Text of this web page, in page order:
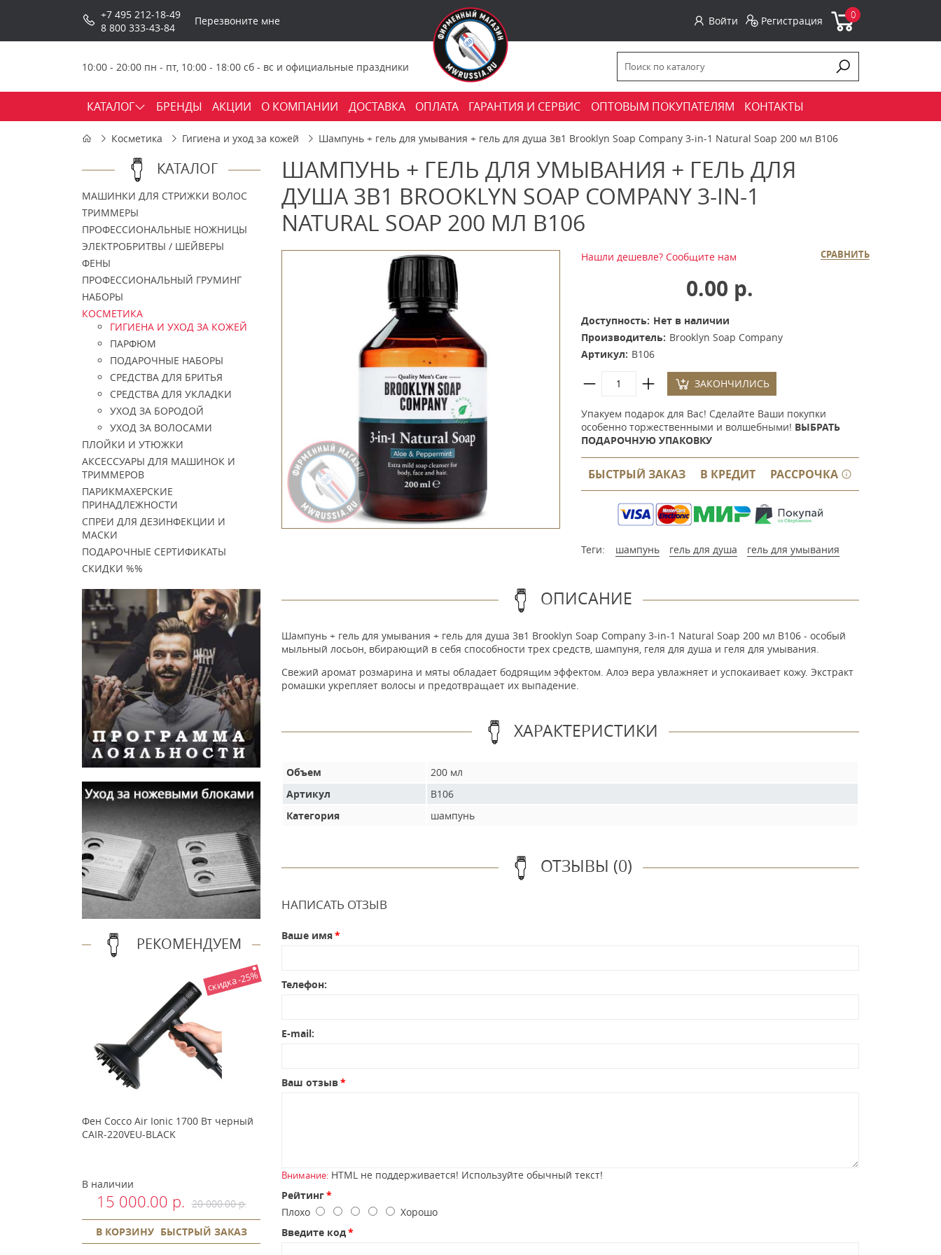
+7 495 212-18-49
8 800 333-43-84
Перезвоните мне Войти Регистрация 0
10:00 - 20:00 пн - пт, 10:00 - 18:00 сб - вс и официальные праздники
КАТАЛОГ БРЕНДЫ АКЦИИ О КОМПАНИИ ДОСТАВКА ОПЛАТА ГАРАНТИЯ И СЕРВИС ОПТОВЫМ ПОКУПАТЕЛЯМ КОНТАКТЫ
Косметика Гигиена и уход за кожей Шампунь + гель для умывания + гель для душа 3в1 Brooklyn Soap Company 3-in-1 Natural Soap 200 мл B106
КАТАЛОГ
МАШИНКИ ДЛЯ СТРИЖКИ ВОЛОС
ТРИММЕРЫ
ПРОФЕССИОНАЛЬНЫЕ НОЖНИЦЫ
ЭЛЕКТРОБРИТВЫ / ШЕЙВЕРЫ
ФЕНЫ
ПРОФЕССИОНАЛЬНЫЙ ГРУМИНГ
НАБОРЫ
КОСМЕТИКА
ГИГИЕНА И УХОД ЗА КОЖЕЙ
ПАРФЮМ
ПОДАРОЧНЫЕ НАБОРЫ
СРЕДСТВА ДЛЯ БРИТЬЯ
СРЕДСТВА ДЛЯ УКЛАДКИ
УХОД ЗА БОРОДОЙ
УХОД ЗА ВОЛОСАМИ
ПЛОЙКИ И УТЮЖКИ
АКСЕССУАРЫ ДЛЯ МАШИНОК И
ТРИММЕРОВ
ПАРИКМАХЕРСКИЕ
ПРИНАДЛЕЖНОСТИ
СПРЕИ ДЛЯ ДЕЗИНФЕКЦИИ И
МАСКИ
ПОДАРОЧНЫЕ СЕРТИФИКАТЫ
СКИДКИ %%
РЕКОМЕНДУЕМ
скидка -25%
Фен Cocco Air Ionic 1700 Вт черный
CAIR-220VEU-BLACK
В наличии
15 000.00 р. 20 000.00 р.
В КОРЗИНУ БЫСТРЫЙ ЗАКАЗ
ШАМПУНЬ + ГЕЛЬ ДЛЯ УМЫВАНИЯ + ГЕЛЬ ДЛЯ
ДУША 3В1 BROOKLYN SOAP COMPANY 3-IN-1
NATURAL SOAP 200 МЛ B106
СРАВНИТЬ
Нашли дешевле? Сообщите нам
0.00 р.
Доступность: Нет в наличии
Производитель: Brooklyn Soap Company
Артикул: B106
ЗАКОНЧИЛИСЬ
Упакуем подарок для Вас! Сделайте Ваши покупки
особенно торжественными и волшебными! ВЫБРАТЬ
ПОДАРОЧНУЮ УПАКОВКУ
БЫСТРЫЙ ЗАКАЗ В КРЕДИТ РАССРОЧКА
Теги: шампунь гель для душа гель для умывания
ОПИСАНИЕ
Шампунь + гель для умывания + гель для душа 3в1 Brooklyn Soap Company 3-in-1 Natural Soap 200 мл B106 - особый
мыльный лосьон, вбирающий в себя способности трех средств, шампуня, геля для душа и геля для умывания.
Свежий аромат розмарина и мяты обладает бодрящим эффектом. Алоэ вера увлажняет и успокаивает кожу. Экстракт
ромашки укрепляет волосы и предотвращает их выпадение.
ХАРАКТЕРИСТИКИ
Объем
200 мл
Артикул
B106
Категория
шампунь
ОТЗЫВЫ (0)
НАПИСАТЬ ОТЗЫВ
Ваше имя
Телефон:
E-mail:
Ваш отзыв
Внимание: HTML не поддерживается! Используйте обычный текст!
Рейтинг
Плохо
Хорошо
Введите код